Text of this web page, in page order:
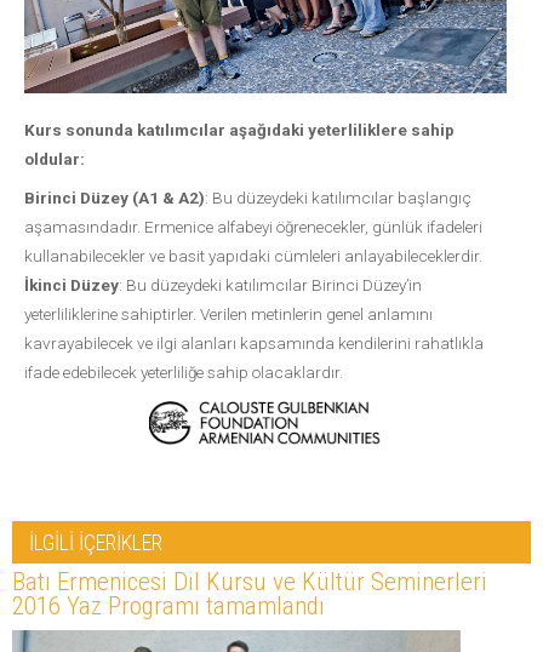
Kurs sonunda katılımcılar aşağıdaki yeterliliklere sahip
oldular:
Birinci Düzey (A1 & A2): Bu düzeydeki katılımcılar başlangıç
aşamasındadır. Ermenice alfabeyi öğrenecekler, günlük ifadeleri
kullanabilecekler ve basit yapıdaki cümleleri anlayabileceklerdir.
İkinci Düzey: Bu düzeydeki katılımcılar Birinci Düzey’in
yeterliliklerine sahiptirler. Verilen metinlerin genel anlamını
kavrayabilecek ve ilgi alanları kapsamında kendilerini rahatlıkla
ifade edebilecek yeterliliğe sahip olacaklardır.
İLGİLİ İÇERİKLER
Batı Ermenicesi Dil Kursu ve Kültür Seminerleri
2016 Yaz Programı tamamlandı